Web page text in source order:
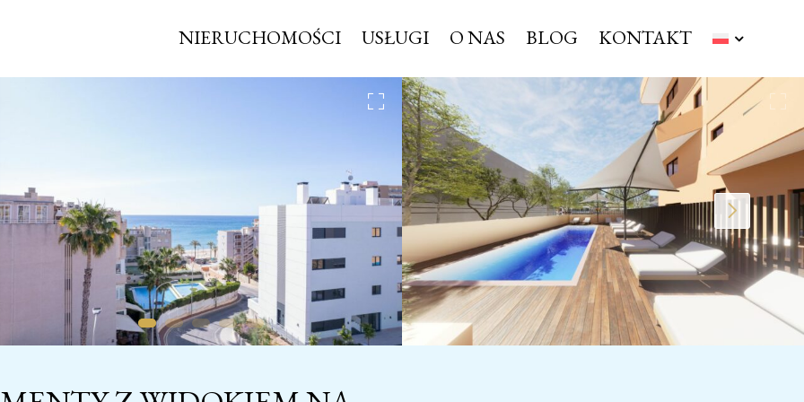
NIERUCHOMOŚCI USŁUGI O NAS BLOG KONTAKT